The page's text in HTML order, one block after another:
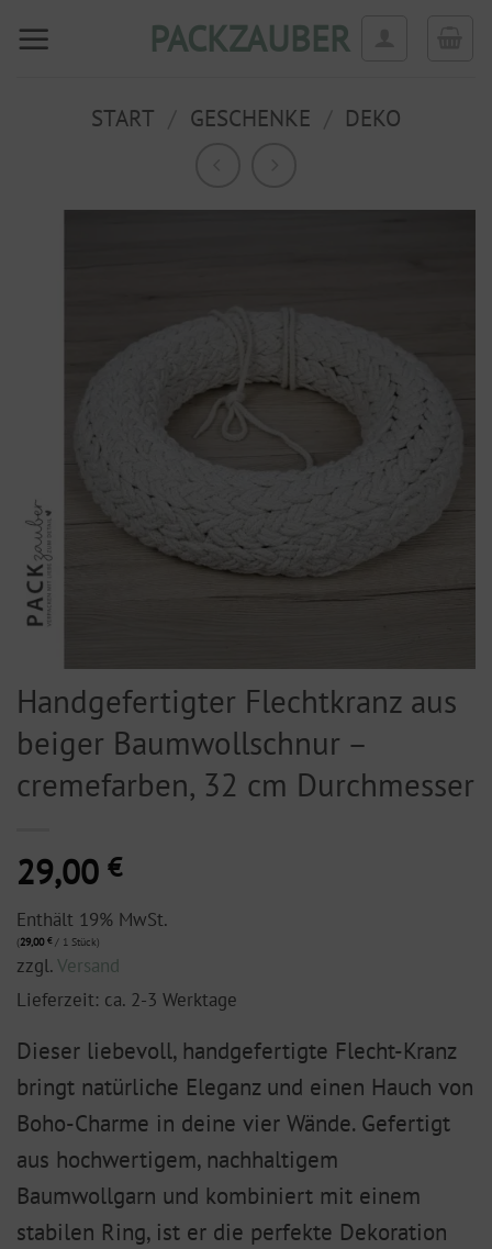
Inhalt
PACKZAUBER
START GESCHENKE DEKO
Handgefertigter Flechtkranz aus
beiger Baumwollschnur –
cremefarben, 32 cm Durchmesser
29,00 €
Enthält 19% MwSt.
(29,00 €/ 1 Stück)
zzgl.Versand
Lieferzeit: ca. 2-3 Werktage
Dieser liebevoll, handgefertigte Flecht-Kranz
bringt natürliche Eleganz und einen Hauch von
Boho-Charme in deine vier Wände. Gefertigt
aus hochwertigem, nachhaltigem
Baumwollgarn und kombiniert mit einem
stabilen Ring, ist er die perfekte Dekoration